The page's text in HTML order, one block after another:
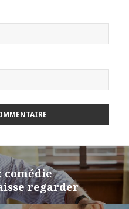
comédie
regarder